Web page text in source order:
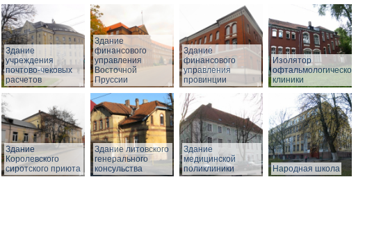
Здание
учреждения
почтово-чековых
расчетов
Здание
финансового
управления
Восточной
Пруссии
Здание
финансового
управления
провинции
Изолятор
офтальмологической
клиники
Здание
Королевского
сиротского приюта
Здание литовского
генерального
консульства
Здание
медицинской
поликлиники
Народная школа